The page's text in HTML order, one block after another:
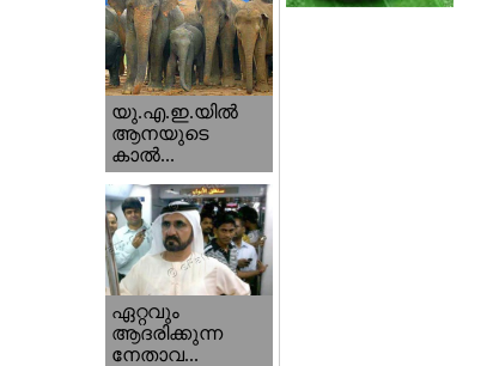
യു.എ.ഇ.യില്‍
ആനയുടെ
കാല്‍...
ഏറ്റവും
ആദരിക്കുന്ന
നേതാവ...